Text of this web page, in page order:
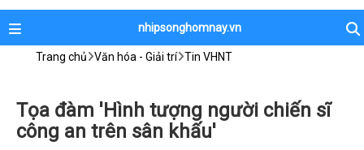
nhipsonghomnay.vn
Trang chủ Văn hóa - Giải trí Tin VHNT
Tọa đàm 'Hình tượng người chiến sĩ
công an trên sân khấu'